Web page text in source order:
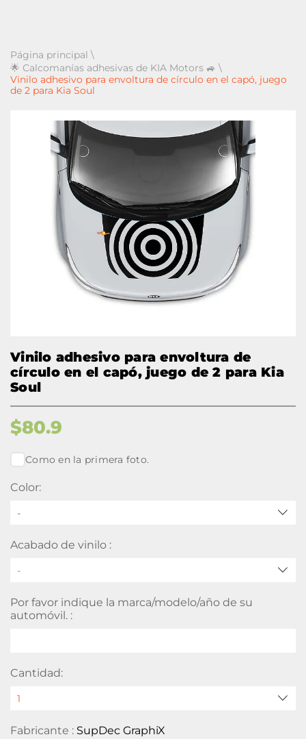
Página principal \
🌟 Calcomanías adhesivas de KIA Motors 🚙 \
Vinilo adhesivo para envoltura de círculo en el capó, juego
de 2 para Kia Soul
Vinilo adhesivo para envoltura de
círculo en el capó, juego de 2 para Kia
Soul
$80.9
Como en la primera foto.
Color:
-
Acabado de vinilo :
Por favor indique la marca/modelo/año de su
automóvil. :
Cantidad:
Fabricante : SupDec GraphiX